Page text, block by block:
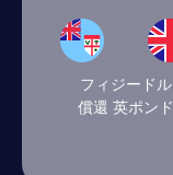
フィジードル
償還 英ポンド